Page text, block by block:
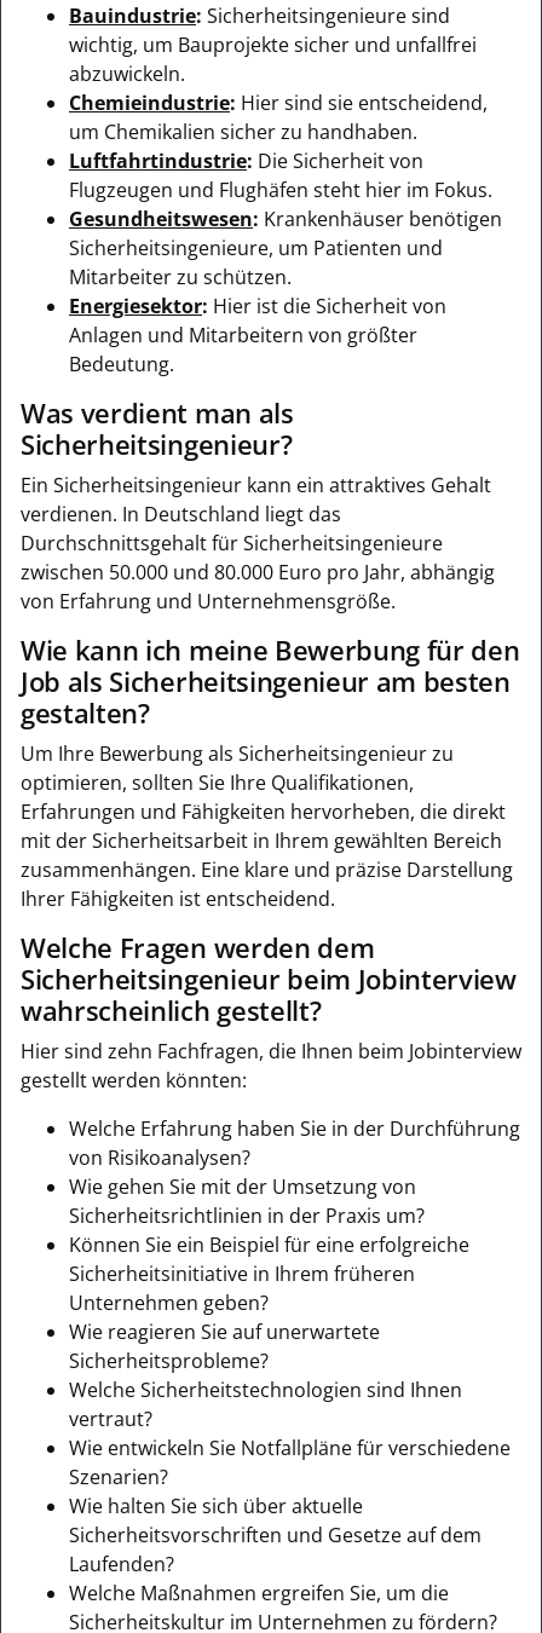
Bauindustrie: Sicherheitsingenieure sind
wichtig, um Bauprojekte sicher und unfallfrei
abzuwickeln.
Chemieindustrie: Hier sind sie entscheidend,
um Chemikalien sicher zu handhaben.
Luftfahrtindustrie: Die Sicherheit von
Flugzeugen und Flughäfen steht hier im Fokus.
Gesundheitswesen: Krankenhäuser benötigen
Sicherheitsingenieure, um Patienten und
Mitarbeiter zu schützen.
Energiesektor: Hier ist die Sicherheit von
Anlagen und Mitarbeitern von größter
Bedeutung.
Was verdient man als
Sicherheitsingenieur?
Ein Sicherheitsingenieur kann ein attraktives Gehalt
verdienen. In Deutschland liegt das
Durchschnittsgehalt für Sicherheitsingenieure
zwischen 50.000 und 80.000 Euro pro Jahr, abhängig
von Erfahrung und Unternehmensgröße.
Wie kann ich meine Bewerbung für den
Job als Sicherheitsingenieur am besten
gestalten?
Um Ihre Bewerbung als Sicherheitsingenieur zu
optimieren, sollten Sie Ihre Qualifikationen,
Erfahrungen und Fähigkeiten hervorheben, die direkt
mit der Sicherheitsarbeit in Ihrem gewählten Bereich
zusammenhängen. Eine klare und präzise Darstellung
Ihrer Fähigkeiten ist entscheidend.
Welche Fragen werden dem
Sicherheitsingenieur beim Jobinterview
wahrscheinlich gestellt?
Hier sind zehn Fachfragen, die Ihnen beim Jobinterview
gestellt werden könnten:
Welche Erfahrung haben Sie in der Durchführung
von Risikoanalysen?
Wie gehen Sie mit der Umsetzung von
Sicherheitsrichtlinien in der Praxis um?
Können Sie ein Beispiel für eine erfolgreiche
Sicherheitsinitiative in Ihrem früheren
Unternehmen geben?
Wie reagieren Sie auf unerwartete
Sicherheitsprobleme?
Welche Sicherheitstechnologien sind Ihnen
vertraut?
Wie entwickeln Sie Notfallpläne für verschiedene
Szenarien?
Wie halten Sie sich über aktuelle
Sicherheitsvorschriften und Gesetze auf dem
Laufenden?
Welche Maßnahmen ergreifen Sie, um die
Sicherheitskultur im Unternehmen zu fördern?